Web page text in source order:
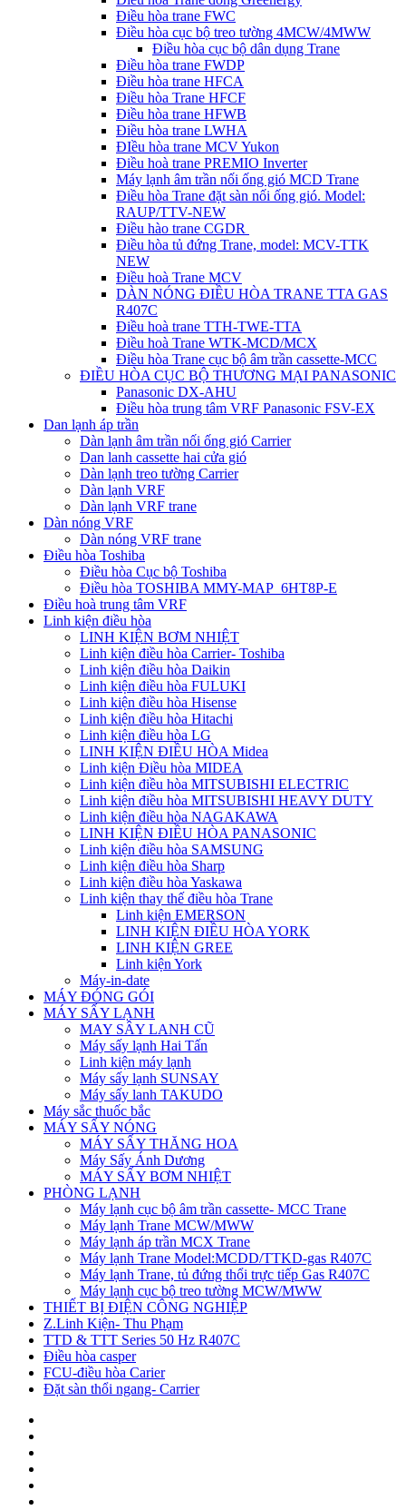
Điều hòa trane FWC
Điều hòa cục bộ treo tường 4MCW/4MWW
Điều hòa cục bộ dân dụng Trane
Điều hòa trane FWDP
Điều hòa trane HFCA
Điều hòa Trane HFCF
Điều hòa trane HFWB
Điều hòa trane LWHA
ĐIều hòa trane MCV Yukon
Điều hoà trane PREMIO Inverter
Máy lạnh âm trần nối ống gió MCD Trane
Điều hòa Trane đặt sàn nối ống gió. Model:
RAUP/TTV-NEW
Điều hào trane CGDR
Điều hòa tủ đứng Trane, model: MCV-TTK
NEW
Điều hoà Trane MCV
DÀN NÓNG ĐIỀU HÒA TRANE TTA GAS
R407C
Điều hoà trane TTH-TWE-TTA
Điều hoà Trane WTK-MCD/MCX
Điều hòa Trane cục bộ âm trần cassette-MCC
ĐIỀU HÒA CỤC BỘ THƯƠNG MẠI PANASONIC
Panasonic DX-AHU
Điều hòa trung tâm VRF Panasonic FSV-EX
Dan lạnh áp trần
Dàn lạnh âm trần nối ống gió Carrier
Dan lanh cassette hai cửa gió
Dàn lạnh treo tường Carrier
Dàn lạnh VRF
Dàn lạnh VRF trane
Dàn nóng VRF
Dàn nóng VRF trane
Điều hòa Toshiba
Điều hòa Cục bộ Toshiba
Điều hòa TOSHIBA MMY-MAP_6HT8P-E
Điều hoà trung tâm VRF
Linh kiện điều hòa
LINH KIỆN BƠM NHIỆT
Linh kiện điều hòa Carrier- Toshiba
Linh kiện điều hòa Daikin
Linh kiện điều hòa FULUKI
Linh kiện điều hòa Hisense
Linh kiện điều hòa Hitachi
Linh kiện điều hòa LG
LINH KIỆN ĐIỀU HÒA Midea
Linh kiện Điều hòa MIDEA
Linh kiện điều hòa MITSUBISHI ELECTRIC
Linh kiện điều hòa MITSUBISHI HEAVY DUTY
Linh kiện điều hòa NAGAKAWA
LINH KIỆN ĐIỀU HÒA PANASONIC
Linh kiện điều hòa SAMSUNG
Linh kiện điều hòa Sharp
Linh kiện điều hòa Yaskawa
Linh kiện thay thế điều hòa Trane
Linh kiện EMERSON
LINH KIỆN ĐIỀU HÒA YORK
LINH KIỆN GREE
Linh kiện York
Máy-in-date
MÁY ĐÓNG GÓI
MÁY SẤY LẠNH
MAY SÂY LANH CŨ
Máy sấy lạnh Hai Tấn
Linh kiện máy lạnh
Máy sấy lạnh SUNSAY
Máy sấy lanh TAKUDO
Máy sắc thuốc bắc
MÁY SẤY NÓNG
MÁY SẤY THĂNG HOA
Máy Sấy Ánh Dương
MÁY SẤY BƠM NHIỆT
PHÒNG LẠNH
Máy lạnh cục bộ âm trần cassette- MCC Trane
Máy lạnh Trane MCW/MWW
Máy lạnh áp trần MCX Trane
Máy lạnh Trane Model:MCDD/TTKD-gas R407C
Máy lạnh Trane, tủ đứng thổi trực tiếp Gas R407C
Máy lạnh cục bộ treo tường MCW/MWW
THIẾT BỊ ĐIỆN CÔNG NGHIỆP
Z.Linh Kiện- Thu Phạm
TTD & TTT Series 50 Hz R407C
Điều hòa casper
FCU-điều hòa Carier
Đặt sàn thổi ngang- Carrier